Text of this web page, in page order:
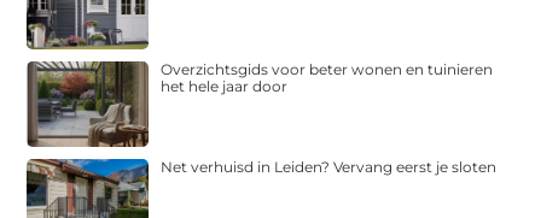
Overzichtsgids voor beter wonen en tuinieren
het hele jaar door
Net verhuisd in Leiden? Vervang eerst je sloten